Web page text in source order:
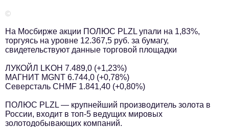
Информационный отдел
info@business-magazine.online
Отдел рекламы
reklama@business-magazine.online
Отдел распространения/редакционная подписка
Отдел по работе с партнерами
partner@business-magazine.online
©
На Мосбирже акции ПОЛЮС PLZL упали на 1,83%,
торгуясь на уровне 12.367,5 руб. за бумагу,
свидетельствуют данные торговой площадки
ЛУКОЙЛ LKOH 7.489,0 (+1,23%)
МАГНИТ MGNT 6.744,0 (+0,78%)
Северсталь CHMF 1.841,40 (+0,80%)
ПОЛЮС PLZL — крупнейший производитель золота в
России, входит в топ-5 ведущих мировых
золотодобывающих компаний.